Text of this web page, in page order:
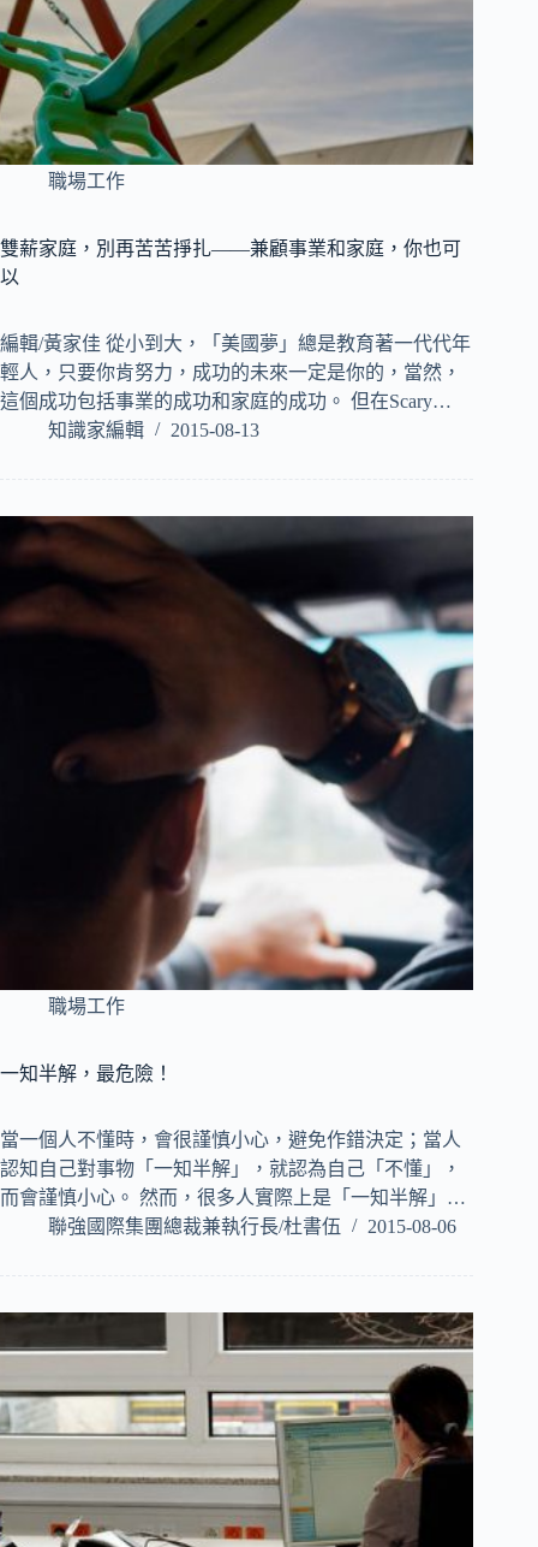
職場工作
雙薪家庭，別再苦苦掙扎——兼顧事業和家庭，你也可
以
編輯/黃家佳 從小到大，「美國夢」總是教育著一代代年
輕人，只要你肯努力，成功的未來一定是你的，當然，
這個成功包括事業的成功和家庭的成功。 但在Scary…
知識家編輯
2015-08-13
職場工作
一知半解，最危險！
當一個人不懂時，會很謹慎小心，避免作錯決定；當人
認知自己對事物「一知半解」，就認為自己「不懂」，
而會謹慎小心。 然而，很多人實際上是「一知半解」…
聯強國際集團總裁兼執行長/杜書伍
2015-08-06